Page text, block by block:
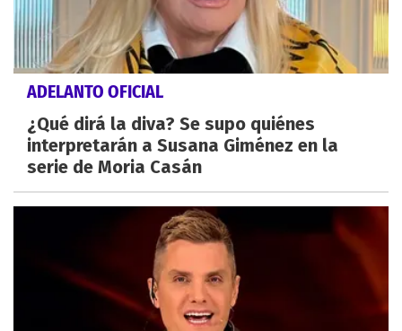
ADELANTO OFICIAL
¿Qué dirá la diva? Se supo quiénes
interpretarán a Susana Giménez en la
serie de Moria Casán